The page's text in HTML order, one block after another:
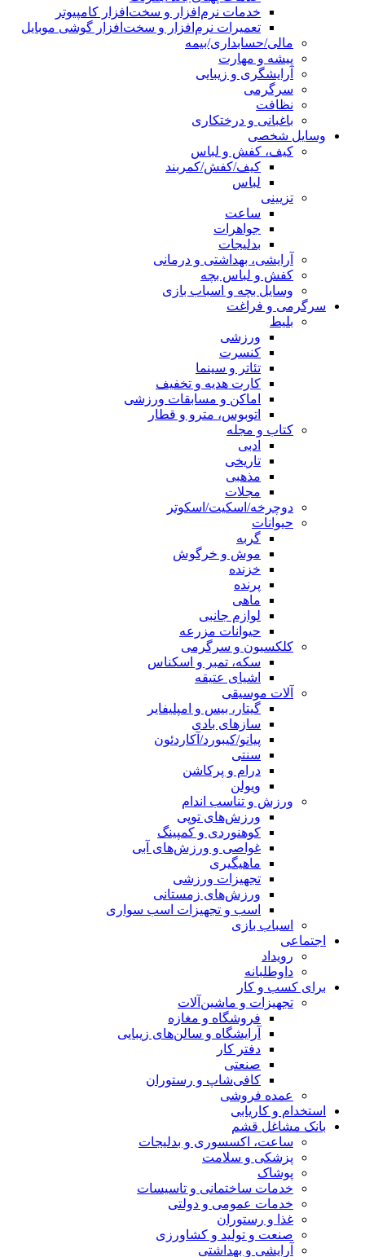
خدمات نرم‌افزار و سخت‌افزار کامپیوتر
تعمیرات نرم‌افزار و سخت‌افزار گوشی موبایل
مالی/حسابداری/بیمه
پیشه و مهارت
آرایشگری و زیبایی
سرگرمی
نظافت
باغبانی و درختکاری
وسایل شخصی
کیف، کفش و لباس
کیف/کفش/کمربند
لباس
تزیینی
ساعت
جواهرات
بدلیجات
آرایشی، بهداشتی و درمانی
کفش و لباس بچه
وسایل بچه و اسباب بازی
سرگرمی و فراغت
بلیط
ورزشی
کنسرت
تئاتر و سینما
کارت هدیه و تخفیف
اماکن و مسابقات ورزشی
اتوبوس، مترو و قطار
کتاب و مجله
ادبی
تاریخی
مذهبی
مجلات
دوچرخه/اسکیت/اسکوتر
حیوانات
گربه
موش و خرگوش
خزنده
پرنده
ماهی
لوازم جانبی
حیوانات مزرعه
کلکسیون و سرگرمی
سکه، تمبر و اسکناس
اشیای عتیقه
آلات موسیقی
گیتار، بیس و امپلیفایر
سازهای بادی
پیانو/کیبورد/آکاردئون
سنتی
درام و پرکاشن
ویولن
ورزش و تناسب اندام
ورزش‌های توپی
کوهنوردی و کمپینگ
غواصی و ورزش‌های آبی
ماهیگیری
تجهیزات ورزشی
ورزش‌های زمستانی
اسب و تجهیزات اسب سواری
اسباب‌ بازی
اجتماعی
رویداد
داوطلبانه
برای کسب و کار
تجهیزات و ماشین‌آلات
فروشگاه و مغازه
آرایشگاه و سالن‌های زیبایی
دفتر کار
صنعتی
کافی‌شاپ و رستوران
عمده فروشی
استخدام و کاریابی
بانک مشاغل قشم
ساعت، اکسسوری و بدلیجات
پزشکی و سلامت
پوشاک
خدمات ساختمانی و تاسیسات
خدمات عمومی و دولتی
غذا و رستوران
صنعت و تولید و کشاورزی
آرایشی و بهداشتی